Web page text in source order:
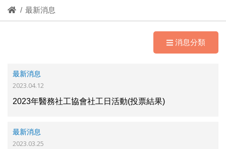
最新消息
消息分類
最新消息
2023年醫務社工協會社工日活動(投票結果)
2023.04.12
最新消息
2023.03.25